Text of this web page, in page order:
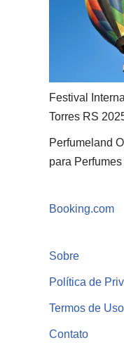
Festival
Torres RS
Perfumeland
para
Booking.com
Sobre
Política de
Termos de Uso
Contato